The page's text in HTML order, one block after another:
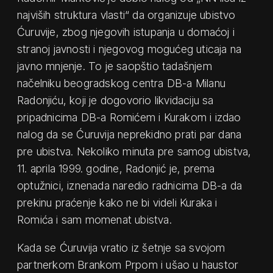
najviših struktura vlasti“ da organizuje ubistvo
Ćuruvije, zbog njegovih istupanja u domaćoj i
stranoj javnosti i njegovog mogućeg uticaja na
javno mnjenje. To je saopštio tadašnjem
načelniku beogradskog centra DB-a Milanu
Radonjiću, koji je dogovorio likvidaciju sa
pripadnicima DB-a Romićem i Kurakom i izdao
nalog da se Ćuruvija neprekidno prati par dana
pre ubistva. Nekoliko minuta pre samog ubistva,
11. aprila 1999. godine, Radonjić je, prema
optužnici, iznenada naredio radnicima DB-a da
prekinu praćenje kako ne bi videli Kuraka i
Romića i sam momenat ubistva.
Kada se Ćuruvija vratio iz šetnje sa svojom
partnerkom Brankom Prpom i ušao u haustor